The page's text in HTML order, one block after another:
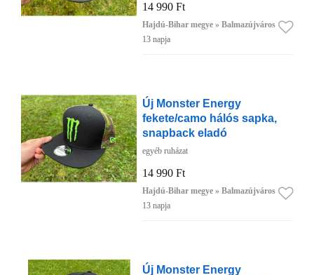
14 990 Ft
Hajdú-Bihar megye » Balmazújváros
13 napja
Új Monster Energy
fekete/camo hálós sapka,
snapback eladó
egyéb ruházat
14 990 Ft
Hajdú-Bihar megye » Balmazújváros
13 napja
Új Monster Energy